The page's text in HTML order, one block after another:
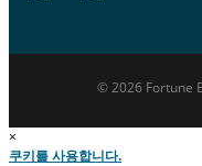
© 2026 Fortune
×
쿠키를 사용합니다.